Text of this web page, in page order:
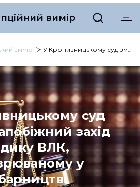
вимір
вимір У Кропивницькому суд змінив запобіжний захід медику ВЛК, підозрюваному у хабарництві
суд
захід
ВЛК,
у